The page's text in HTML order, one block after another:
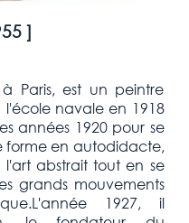
]
Paris, est un peintre
l'école navale en 1918
années 1920 pour se
forme en autodidacte,
abstrait tout en se
grands mouvements
1927, il